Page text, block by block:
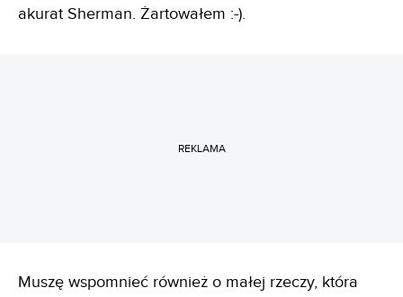
akurat Sherman. Żartowałem :-).
REKLAMA
Muszę wspomnieć również o małej rzeczy, która